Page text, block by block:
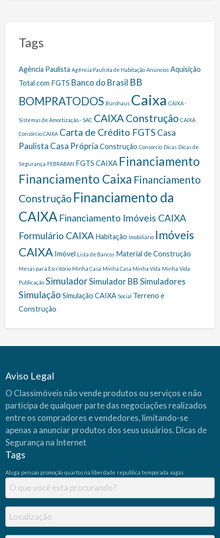
Tags
Agência Paulista Agência Paulista de Habitação Anúncios Aquisição
Total com FGTS Banco do Brasil BB
BOMPRATODOS Bürohaus Caixa CAIXA -
Sistemas de Amortização - SAC CAIXA Construção CAIXA
Consórcio CAIXA Carta de Crédito FGTS Casa
Paulista Casa Própria Construção Consórcio Dicas Dicas de
Segurança FEBRABAN FGTS CAIXA Financiamento
Financiamento Caixa Financiamento
Construção Financiamento da
CAIXA Financiamento Imóveis CAIXA
Formulário CAIXA Habitação Imobiliário Imóveis
CAIXA Imóvel Lista de Bancos Material de Construção
Mesas para Escritório Minha Casa Minha Casa Minha Vida Minha Vida
Publicação SimuladorSimulador BBSimuladores
Simulação Simulação CAIXA Social
Terreno e
Construção
Aviso Legal
O Classimóveis não vende produtos ou serviços e não
participa de qualquer parte das negociações realizados
entre os compradores e vendedores, limitando-se
apenas a anunciar produtos dos seus usuários. Dicas de
Segurança na Internet
Tags
Aluga pensao promoção quartos na liberdade republica temporada vagas